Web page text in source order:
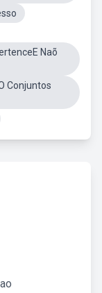
Naõ
Conjuntos